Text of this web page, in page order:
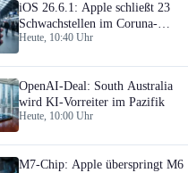
iOS 26.6.1: Apple schließt 23
Schwachstellen im Coruna-
Exploit-Kit
Heute, 10:40 Uhr
OpenAI-Deal: South Australia
wird KI-Vorreiter im Pazifik
Heute, 10:00 Uhr
M7-Chip: Apple überspringt M6